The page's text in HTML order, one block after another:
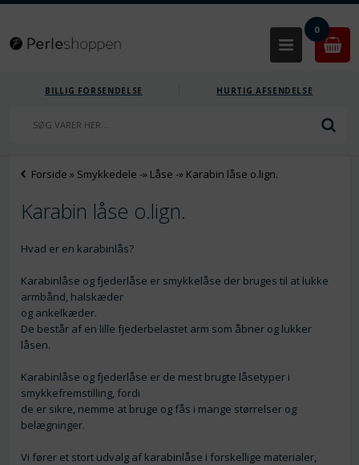
0
BILLIG FORSENDELSE HURTIG AFSENDELSE
Forside » Smykkedele -» Låse -» Karabin låse o.lign.
Karabin låse o.lign.
Hvad er en karabinlås?
Karabinlåse og fjederlåse er smykkelåse der bruges til at lukke
armbånd, halskæder
og ankelkæder.
De består af en lille fjederbelastet arm som åbner og lukker
låsen.
Karabinlåse og fjederlåse er de mest brugte låsetyper i
smykkefremstilling, fordi
de er sikre, nemme at bruge og fås i mange størrelser og
belægninger.
Vi fører et stort udvalg af karabinlåse i forskellige materialer,